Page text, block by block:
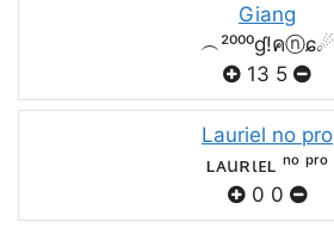
Giang
︵²⁰⁰⁰ɠ!คⓝɕ☄
13 5
Lauriel no pro
ʟᴀuʀιᴇʟ ⁿᵒ ᵖʳᵒ
0 0